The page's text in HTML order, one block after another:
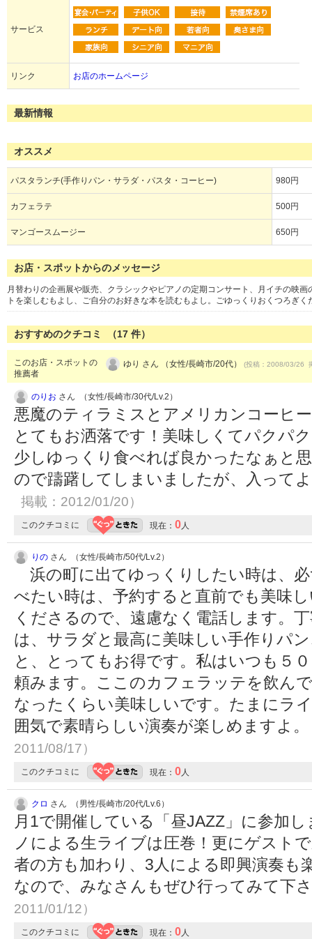
サービス
リンク お店のホームページ
最新情報
オススメ
パスタランチ(手作りパン・サラダ・パスタ・コーヒー) 980円
カフェラテ 500円
マンゴースムージー 650円
お店・スポットからのメッセージ
月替わりの企画展や販売、クラシックやピアノの定期コンサート、月イチの映
トを楽しむもよし、ご自分のお好きな本を読むもよし。ごゆっくりおくつろぎ
おすすめのクチコミ （17 件）
このお店・スポットの
推薦者
ゆり さん （女性/長崎市/20代） (投稿：2008/03/26
のりお さん （女性/長崎市/30代/Lv.2）
悪魔のティラミスとアメリカンコーヒ
とてもお洒落です！美味しくてパクパ
少しゆっくり食べれば良かったなぁと
ので躊躇してしまいましたが、入って
掲載：2012/01/20）
このクチコミに 現在： 0人
りの さん （女性/長崎市/50代/Lv.2）
浜の町に出てゆっくりしたい時は、
べたい時は、予約すると直前でも美味
くださるので、遠慮なく電話します。
は、サラダと最高に美味しい手作りパ
と、とってもお得です。私はいつも５
頼みます。ここのカフェラッテを飲ん
なったくらい美味しいです。たまにラ
囲気で素晴らしい演奏が楽しめますよ
2011/08/17）
このクチコミに 現在： 0人
クロ さん （男性/長崎市/20代/Lv.6）
月1で開催している「昼JAZZ」に参加
ノによる生ライブは圧巻！更にゲスト
者の方も加わり、3人による即興演奏も
なので、みなさんもぜひ行ってみて下
2011/01/12）
このクチコミに 現在： 0人